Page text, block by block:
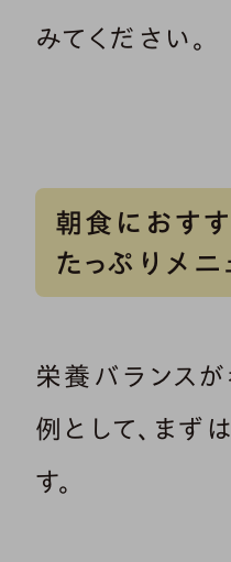
みてください。
朝食におすす
たっぷりメニ
栄養バランス
例として、まず
す。